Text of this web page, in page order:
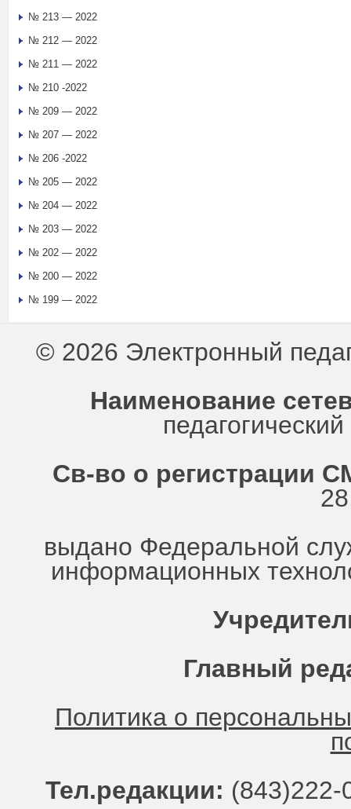
№ 213 — 2022
№ 212 — 2022
№ 211 — 2022
№ 210 -2022
№ 209 — 2022
№ 207 — 2022
№ 206 -2022
№ 205 — 2022
№ 204 — 2022
№ 203 — 2022
№ 202 — 2022
№ 200 — 2022
№ 199 — 2022
© 2026 Электронный
Наименование
Св-во о регистрации
выдано Федеральной
информационных
Главный
Политика о
Тел.редакции: